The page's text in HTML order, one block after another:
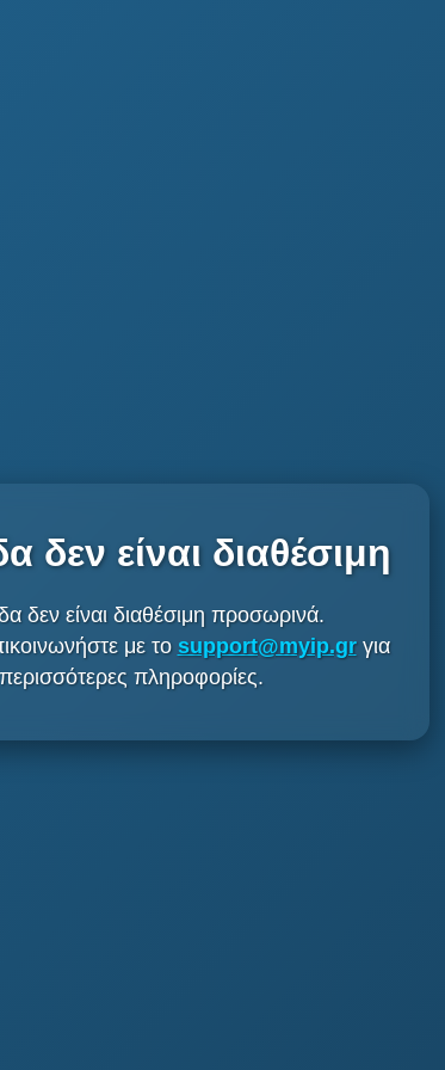
δεν είναι διαθέσιμη
δεν είναι διαθέσιμη προσωρινά.
με το support@myip.grγια
περισσότερες πληροφορίες.